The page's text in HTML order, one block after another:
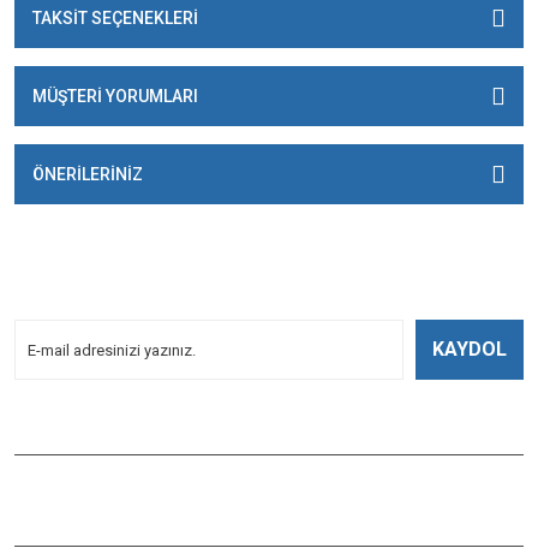
TAKSİT SEÇENEKLERİ
MÜŞTERİ YORUMLARI
ÖNERİLERİNİZ
KAYDOL